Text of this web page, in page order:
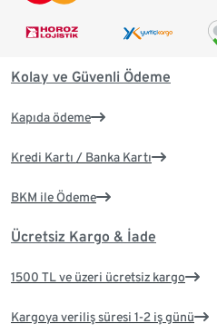
Kolay ve Güvenli Ödeme
Kapıda ödeme
Kredi Kartı / Banka Kartı
BKM ile Ödeme
Ücretsiz Kargo & İade
1500 TL ve üzeri ücretsiz kargo
Kargoya veriliş süresi 1-2 iş günü